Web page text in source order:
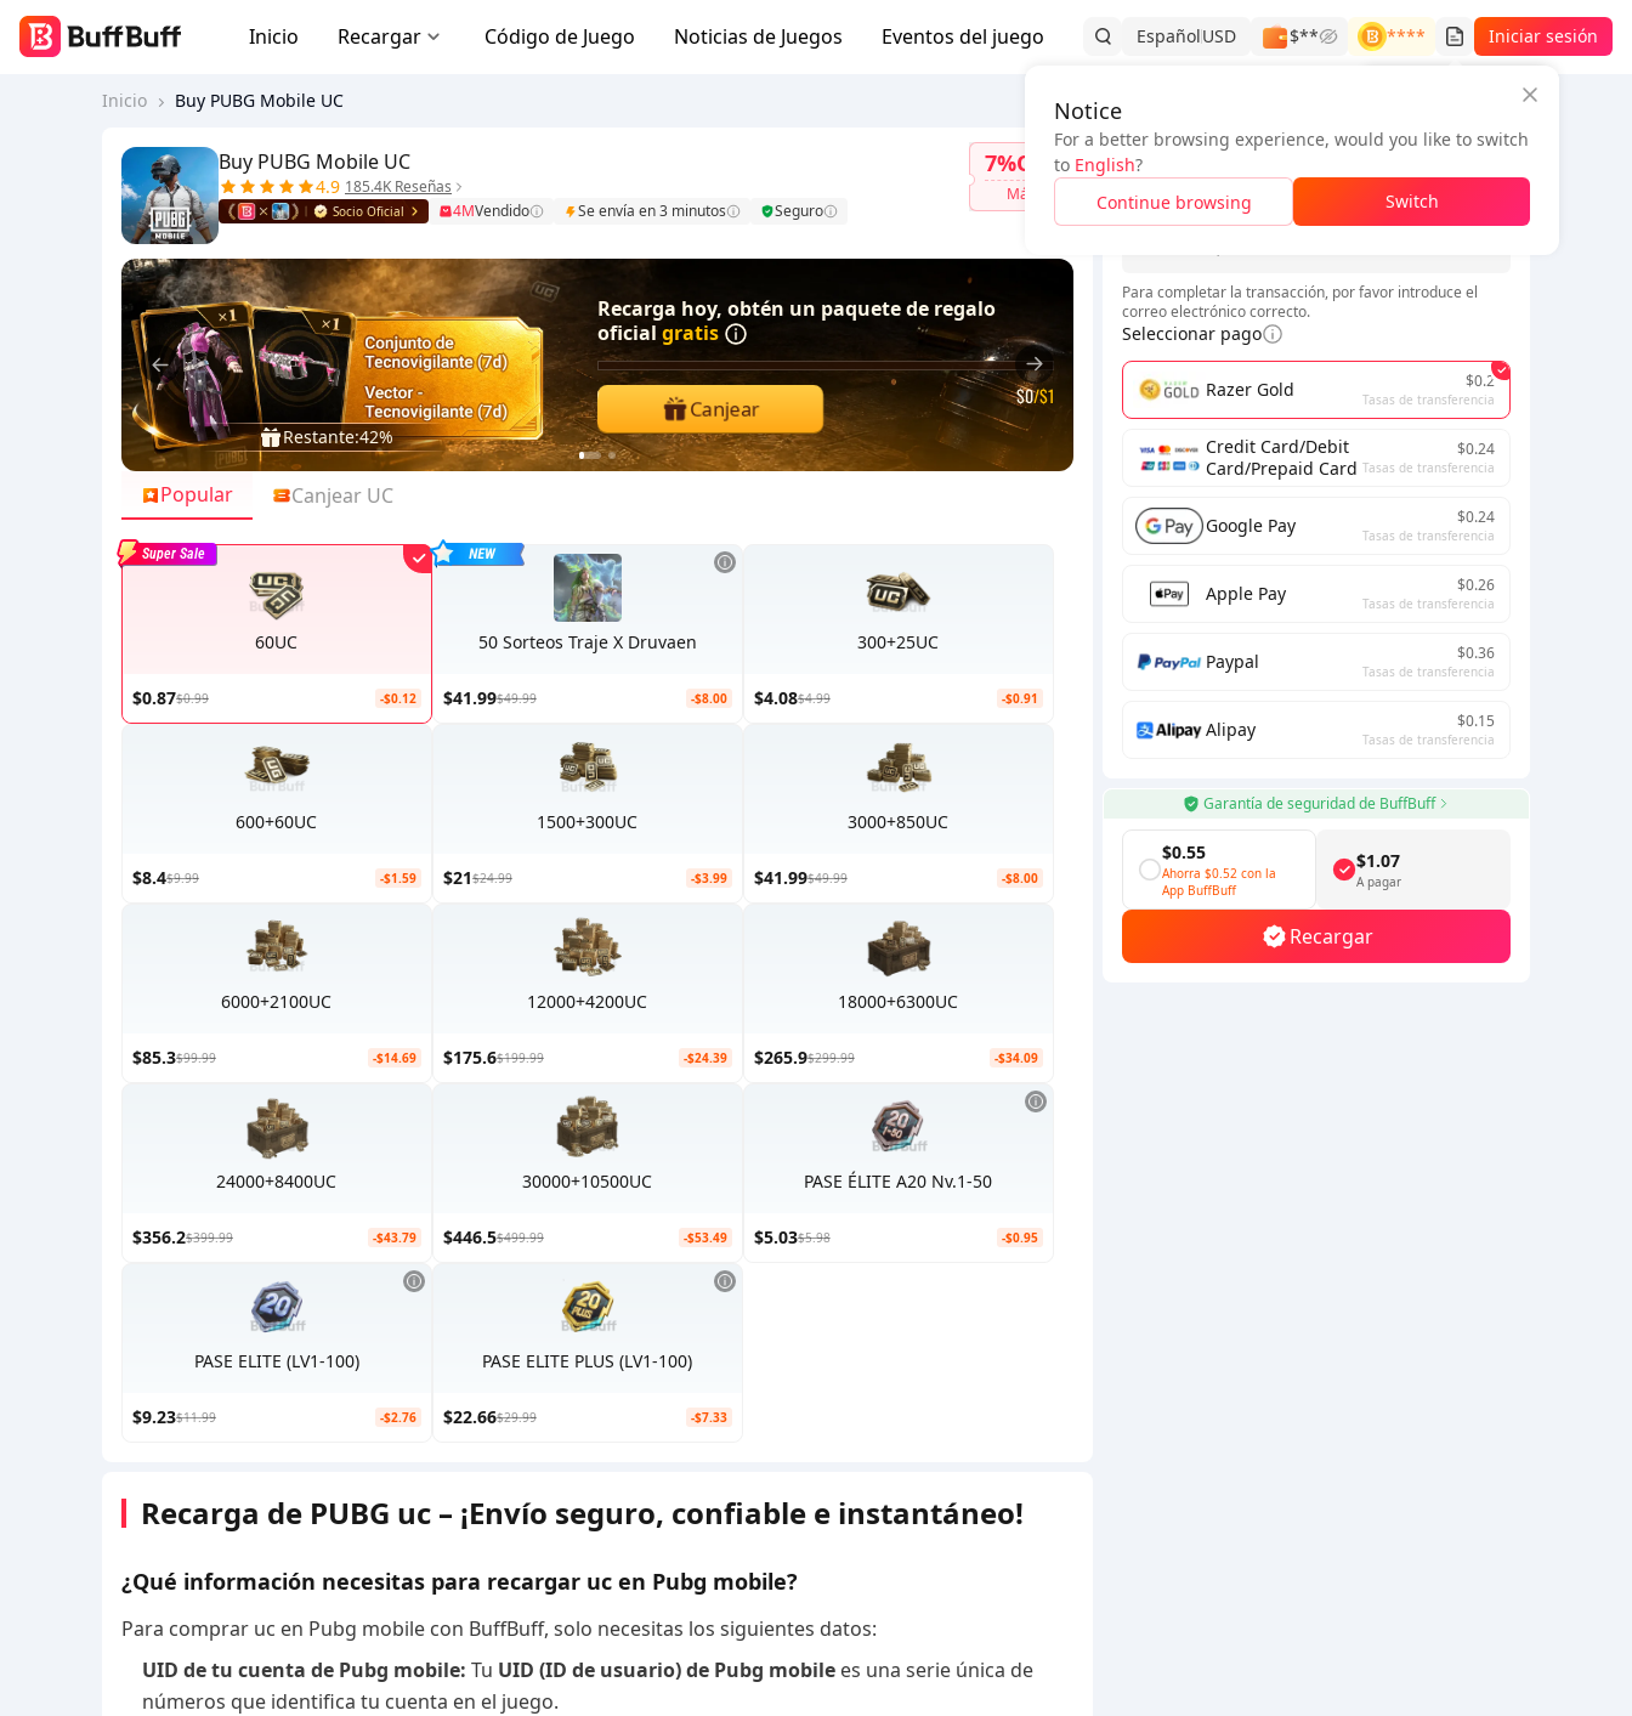
Inicio Recargar Código de Juego Noticias de Juegos Eventos del juego EspañolUSD $**
****
Iniciar sesión
Inicio Buy PUBG Mobile UC
Información del pedido
*
Para completar la transacción, por favor introduce el
correo electrónico correcto.
Seleccionar pago
Razer Gold $0.2
Tasas de transferencia
Credit Card/Debit
Card/Prepaid Card
$0.24
Tasas de transferencia
Google Pay $0.24
Tasas de transferencia
Apple Pay $0.26
Tasas de transferencia
Paypal $0.36
Tasas de transferencia
Alipay $0.15
Tasas de transferencia
Garantía de seguridad de BuffBuff
$0.55
Ahorra $0.52 con la
App BuffBuff
$1.07
A pagar
Recargar
Buy PUBG Mobile UC
4.9 185.4K Reseñas
Socio Oficial 4MVendido Se envía en 3 minutos Seguro
7%OFF
Más
Restante:42%
Recarga hoy, obtén un paquete de regalo
oficial gratis
Canjear
$0/$1
1 2
Popular
Canjear UC
60UC
$0.87$0.99 -$0.12
Super Sale
50 Sorteos Traje X Druvaen
$41.99$49.99 -$8.00
300+25UC
$4.08$4.99 -$0.91
600+60UC
$8.4$9.99 -$1.59
1500+300UC
$21$24.99 -$3.99
3000+850UC
$41.99$49.99 -$8.00
6000+2100UC
$85.3$99.99 -$14.69
12000+4200UC
$175.6$199.99 -$24.39
18000+6300UC
$265.9$299.99 -$34.09
24000+8400UC
$356.2$399.99 -$43.79
30000+10500UC
$446.5$499.99 -$53.49
PASE ÉLITE A20 Nv.1-50
$5.03$5.98 -$0.95
PASE ELITE (LV1-100)
$9.23$11.99 -$2.76
PASE ELITE PLUS (LV1-100)
$22.66$29.99 -$7.33
Recarga de PUBG uc – ¡Envío seguro, confiable e instantáneo!
¿Qué información necesitas para recargar uc en Pubg mobile?
Para comprar uc en Pubg mobile con BuffBuff, solo necesitas los siguientes datos:
UID de tu cuenta de Pubg mobile: Tu UID (ID de usuario) de Pubg mobile es una serie única de
números que identifica tu cuenta en el juego.
Notice
For a better browsing experience, would you like to switch
to English?
Continue browsing
Switch